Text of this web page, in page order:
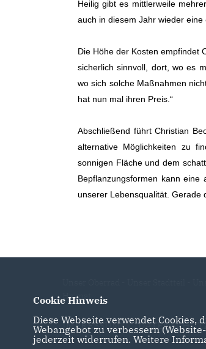
Heilig gibt es mittlerweile
auch in diesem Jahr wieder
Die Höhe der Kosten empfindet
sicherlich sinnvoll, dort, wo es
wo sich solche Maßnahmen
hat nun mal ihren Preis.“
Abschließend führt Christian
alternative Möglichkeiten zu
sonnigen Fläche und dem
Bepflanzungsformen kann
unserer Lebensqualität. Gerade
Heimat
IMPRESSUM
Cookie Hinweis
Diese Webseite verwendet
Webangebot zu verbessern
jederzeit widerrufen. Weitere